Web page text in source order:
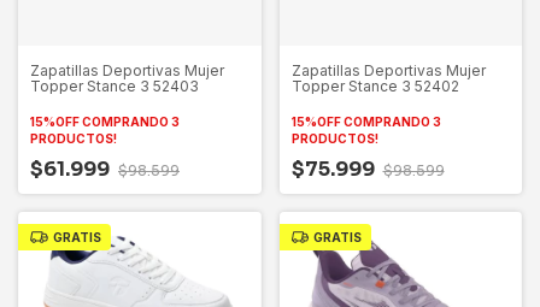
Zapatillas Deportivas Mujer
Topper Stance 3 52403
15%OFF COMPRANDO 3
PRODUCTOS!
$61.999 $98.599
Zapatillas Deportivas Mujer
Topper Stance 3 52402
15%OFF COMPRANDO 3
PRODUCTOS!
$75.999 $98.599
GRATIS GRATIS